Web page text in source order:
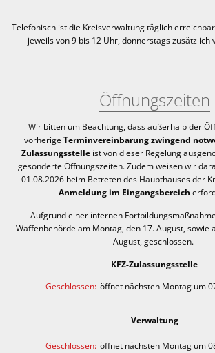
Telefonisch ist die Kreisverwaltung täglich
jeweils von 9 bis 12 Uhr, donnerstags zusätzlich
Öffnungszeiten
Wir bitten um Beachtung, dass außerhalb der
vorherige Terminvereinbarung zwingend
Zulassungsstelle ist von dieser Regelung
gesonderte Öffnungszeiten. Zudem weisen wir
01.08.2026 beim Betreten des Haupthauses der
Anmeldung im Eingangsbereich
Aufgrund einer internen
Waffenbehörde am Montag, den 17. August, sowie
August, geschlossen.
KFZ-Zulassungsstelle
Klicken, um weitere Öffnungs- oder
Geschlossen: öffnet nächsten Montag um
Verwaltung
Klicken, um weitere Öffnungs- oder
Geschlossen: öffnet nächsten Montag um